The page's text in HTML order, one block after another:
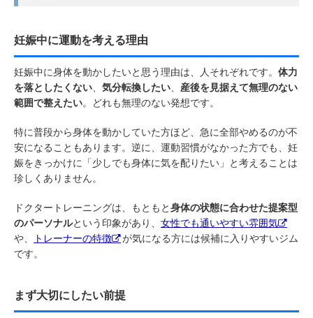
妊娠中に運動を考える理由
妊娠中に身体を動かしたいと思う理由は、人それぞれです。 体力
を落としたくない
気分転換したい
産後を見据えて無理のない
範囲で整えたい。どれも無理のない発想です。
特に普段から身体を動かしていた方ほど、急に全部やめるのが不
安になることもあります。逆に、運動習慣がなかった方でも、妊
娠をきっかけに「少しでも身体に気を配りたい」と考えることは
珍しくありません。
ドクタートレーニングは、もともと身体の状態に合わせた提案型
のパーソナルという印象があり、 女性でも通いやすい雰囲気
や、
トレーナーの特徴
が気になる方には候補に入りやすいジム
です。
まず大切にしたい前提